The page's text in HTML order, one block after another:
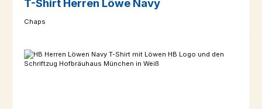
T-Shirt Herren Löwe Navy
Chaps
Bildergalerie überspringen